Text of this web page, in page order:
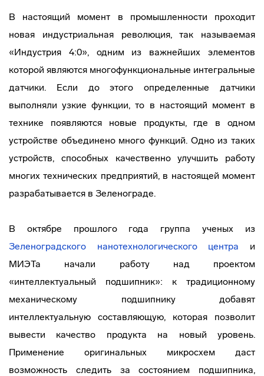
В настоящий момент в промышленности проходит
новая индустриальная революция, так называемая
«Индустрия 4:0», одним из важнейших элементов
которой являются многофункциональные интегральные
датчики. Если до этого определенные датчики
выполняли узкие функции, то в настоящий момент в
технике появляются новые продукты, где в одном
устройстве объединено много функций. Одно из таких
устройств, способных качественно улучшить работу
многих технических предприятий, в настоящей момент
разрабатывается в Зеленограде.
В октябре прошлого года группа ученых из
Зеленоградского нанотехнологического центра и
МИЭТа начали работу над проектом
«интеллектуальный подшипник»: к традиционному
механическому подшипнику добавят
интеллектуальную составляющую, которая позволит
вывести качество продукта на новый уровень.
Применение оригинальных микросхем даст
возможность следить за состоянием подшипника,